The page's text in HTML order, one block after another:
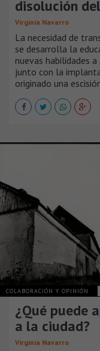
disolución
Virginia Navarro
La necesidad de
se desarrolla la
nuevas habilidades
junto con la
originado una
COLABORACIÓN Y OPINIÓN
¿Qué puede
a la ciudad?
Virginia Navarro